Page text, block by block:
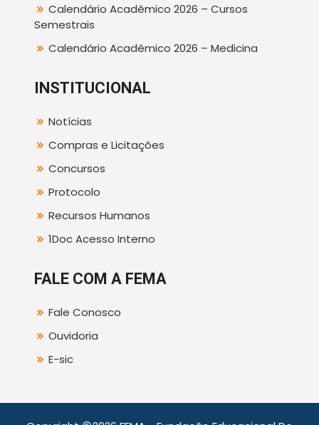
Calendário Acadêmico 2026 – Cursos
Semestrais
Calendário Acadêmico 2026 – Medicina
INSTITUCIONAL
Notícias
Compras e Licitações
Concursos
Protocolo
Recursos Humanos
1Doc Acesso Interno
FALE COM A FEMA
Fale Conosco
Ouvidoria
E-sic